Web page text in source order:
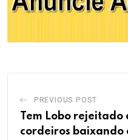
PREVIOUS POST
Tem Lobo rejeitado
cordeiros baixando